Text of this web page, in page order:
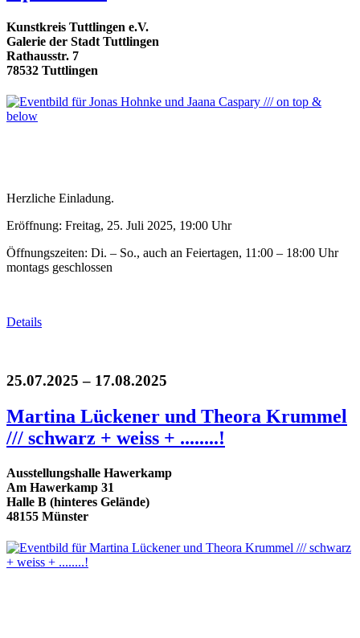
Kunstkreis Tuttlingen e.V.
Galerie der Stadt Tuttlingen
Rathausstr. 7
78532 Tuttlingen
Herzliche Einladung.
Eröffnung: Freitag, 25. Juli 2025, 19:00 Uhr
Öffnungszeiten: Di. – So., auch an Feiertagen, 11:00 – 18:00 Uhr
montags geschlossen
Details
25.07.2025 – 17.08.2025
Martina Lückener und Theora Krummel
/// schwarz + weiss + ........!
Ausstellungshalle Hawerkamp
Am Hawerkamp 31
Halle B (hinteres Gelände)
48155 Münster